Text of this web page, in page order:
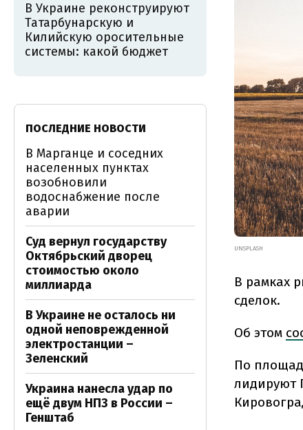
UNSPLASH
В рамках
сделок.
Об этом
По
лидируют
В Украине реконструируют
Татарбунарскую и
Килийскую оросительные
системы: какой бюджет
ПОСЛЕДНИЕ НОВОСТИ
В Марганце и соседних
населенных пунктах
возобновили
водоснабжение после
аварии
Суд вернул государству
Октябрьский дворец
стоимостью около
миллиарда
В Украине не осталось ни
одной неповрежденной
электростанции –
Зеленский
Украина нанесла удар по
ещё двум НПЗ в России –
Генштаб